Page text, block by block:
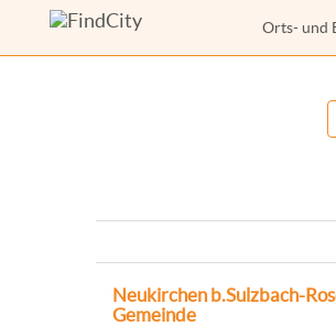
Orts- und
Neukirchen b.Sulzbach-
Gemeinde